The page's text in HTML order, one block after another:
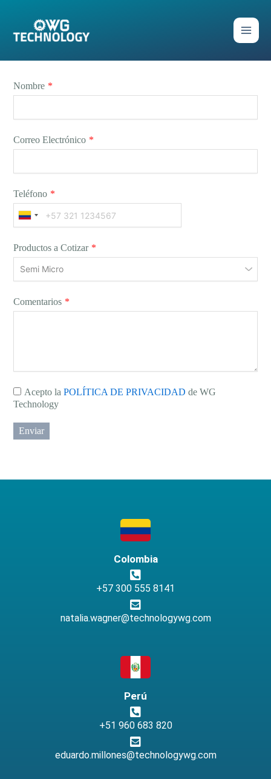
contenido
Nombre *
Correo Electrónico *
Teléfono *
Productos a Cotizar *
Comentarios *
Acepto la POLÍTICA DE PRIVACIDAD de WG
Technology
Enviar
Colombia
+57 300 555 8141
natalia.wagner@technologywg.com
Perú
+51 960 683 820
eduardo.millones@technologywg.com